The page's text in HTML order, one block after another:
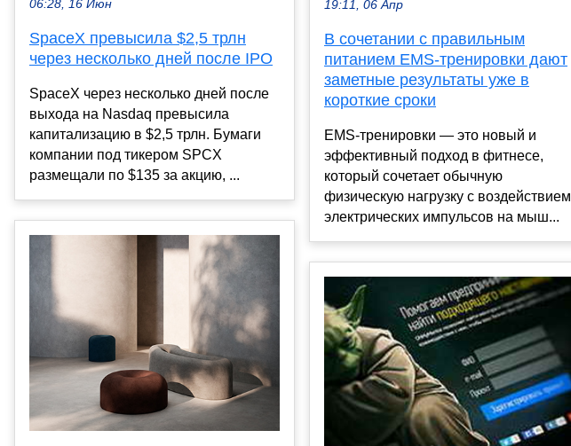
06:28, 16 Июн
SpaceX превысила $2,5 трлн
через несколько дней после IPO
SpaceX через несколько дней после
выхода на Nasdaq превысила
капитализацию в $2,5 трлн. Бумаги
компании под тикером SPCX
размещали по $135 за акцию, ...
19:11, 06 Апр
В сочетании с правильным
питанием EMS-тренировки дают
заметные результаты уже в
короткие сроки
EMS-тренировки — это новый и
эффективный подход в фитнесе,
который сочетает обычную
физическую нагрузку с воздействием
электрических импульсов на мыш...